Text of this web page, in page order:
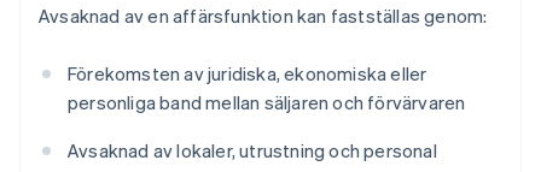
Avsaknad av en affärsfunktion kan fastställas genom:
Förekomsten av juridiska, ekonomiska eller
personliga band mellan säljaren och förvärvaren
Avsaknad av lokaler, utrustning och personal